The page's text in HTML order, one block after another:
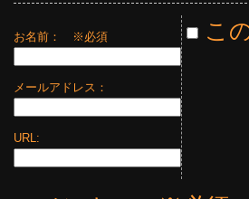
お名前： ※必須
メールアドレス：
URL:
こ